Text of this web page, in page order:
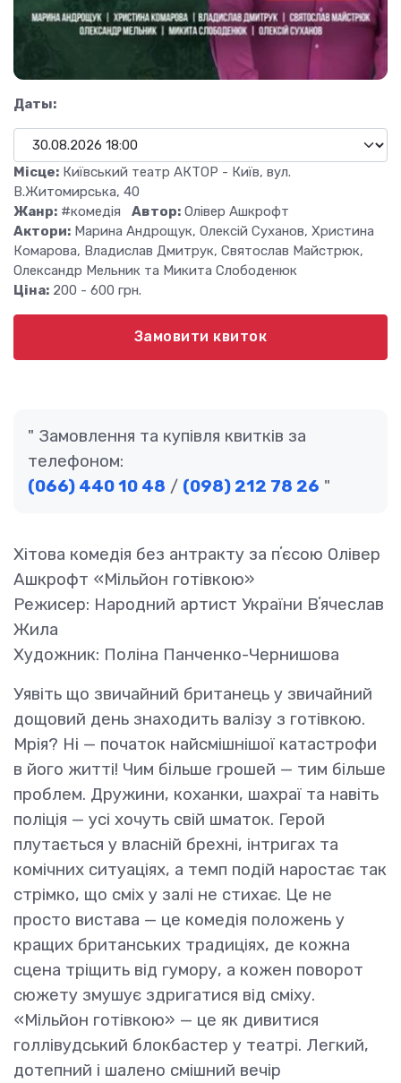
Даты:
Місце: Київський театр АКТОР - Київ, вул.
В.Житомирська, 40
Жанр: #комедія Автор: Олівер Ашкрофт
Актори: Марина Андрощук, Олексій Суханов, Христина
Комарова, Владислав Дмитрук, Святослав Майстрюк,
Олександр Мельник та Микита Слободенюк
Ціна: 200 - 600 грн.
Замовити квиток
Замовлення та купівля квитків за
телефоном:
(066) 440 10 48 / (098) 212 78 26
Хітова комедія без антракту за пʼєсою Олівер
Ашкрофт «Мільйон готівкою»
Режисер: Народний артист України Вʼячеслав
Жила
Художник: Поліна Панченко-Чернишова
Уявіть що звичайний британець у звичайний
дощовий день знаходить валізу з готівкою.
Мрія? Ні — початок найсмішнішої катастрофи
в його житті! Чим більше грошей — тим більше
проблем. Дружини, коханки, шахраї та навіть
поліція — усі хочуть свій шматок. Герой
плутається у власній брехні, інтригах та
комічних ситуаціях, а темп подій наростає так
стрімко, що сміх у залі не стихає. Це не
просто вистава — це комедія положень у
кращих британських традиціях, де кожна
сцена тріщить від гумору, а кожен поворот
сюжету змушує здригатися від сміху.
«Мільйон готівкою» — це як дивитися
голлівудський блокбастер у театрі. Легкий,
дотепний і шалено смішний вечір